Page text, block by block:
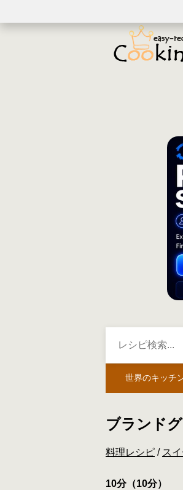
世界のキッチ
ブランド
料理レシピ / ス
10分（10分）